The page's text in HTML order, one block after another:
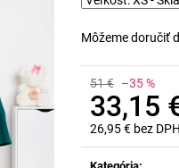
Môžeme doručiť
51 € –35 %
33,15
26,95 € bez DPH
Jednotková
cena: